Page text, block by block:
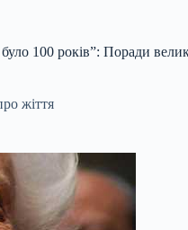
100 років”: Поради
жіття